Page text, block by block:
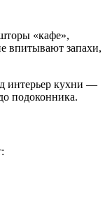
«кафе»,
впитывают запахи,
интерьер кухни —
подоконника.